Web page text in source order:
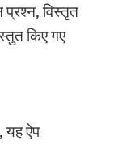
प्रश्न, विस्तृत
किए गए
यह ऐप